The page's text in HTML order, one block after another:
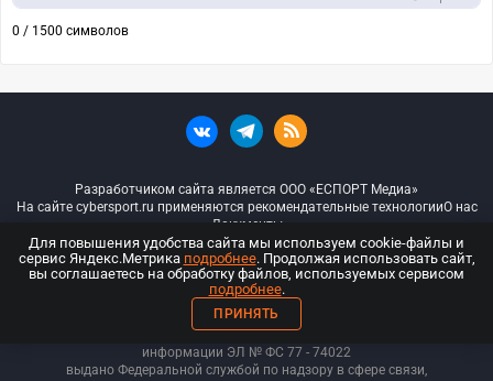
0 / 1500 символов
Разработчиком сайта является ООО «ЕСПОРТ Медиа»
На сайте cybersport.ru применяются рекомендательные технологииО нас
Документы
© ООО «Киберспорт.ру» — Все права защищены
18+
ООО «Киберспорт.ру». Свидетельство о регистрации средств массовой
информации ЭЛ № ФС 77 - 74022
выдано Федеральной службой по надзору в сфере связи,
Для повышения удобства сайта мы используем cookie-файлы и
сервис Яндекс.Метрика подробнее. Продолжая использовать сайт,
вы соглашаетесь на обработку файлов, используемых сервисом
подробнее.
ПРИНЯТЬ